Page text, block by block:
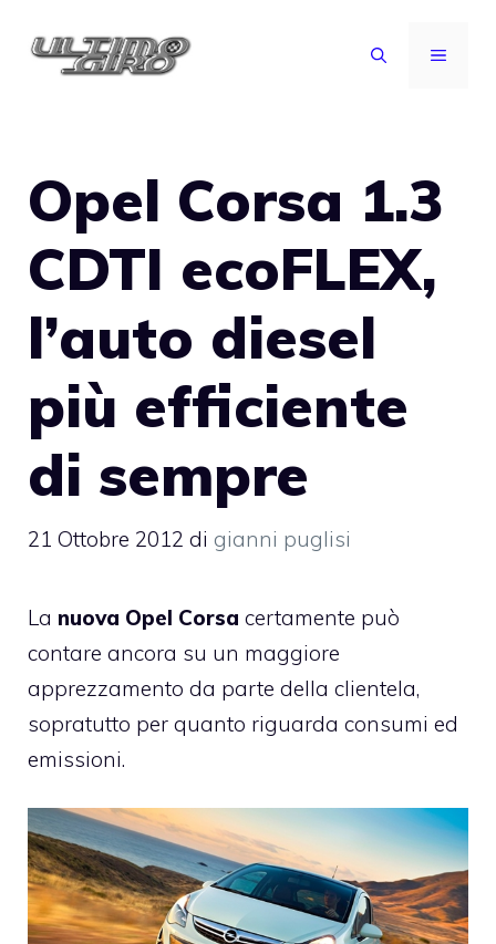
MENU
Opel Corsa 1.3
CDTI ecoFLEX,
l’auto diesel
più efficiente
di sempre
21 Ottobre 2012 di gianni puglisi
La nuova Opel Corsa certamente può
contare ancora su un maggiore
apprezzamento da parte della clientela,
sopratutto per quanto riguarda consumi ed
emissioni.